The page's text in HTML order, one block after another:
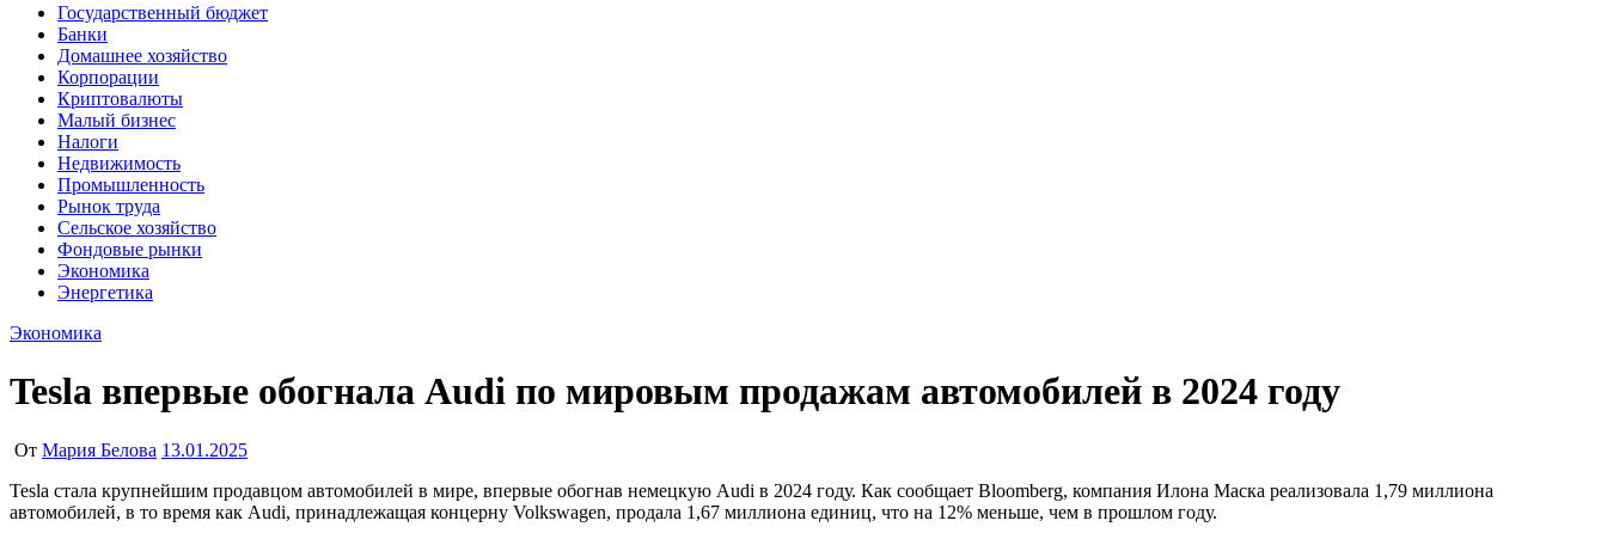
Государственный бюджет
Банки
Домашнее хозяйство
Корпорации
Криптовалюты
Малый бизнес
Налоги
Недвижимость
Промышленность
Рынок труда
Сельское хозяйство
Фондовые рынки
Экономика
Энергетика
Экономика
Tesla впервые обогнала Audi по мировым продажам автомобилей в 2024 году
От Мария Белова 13.01.2025
Tesla стала крупнейшим продавцом автомобилей в мире, впервые обогнав немецкую Audi в 2024 году. Как сообщает Bloomberg, компания Илона Маска реализовала 1,79 миллиона
автомобилей, в то время как Audi, принадлежащая концерну Volkswagen, продала 1,67 миллиона единиц, что на 12% меньше, чем в прошлом году.